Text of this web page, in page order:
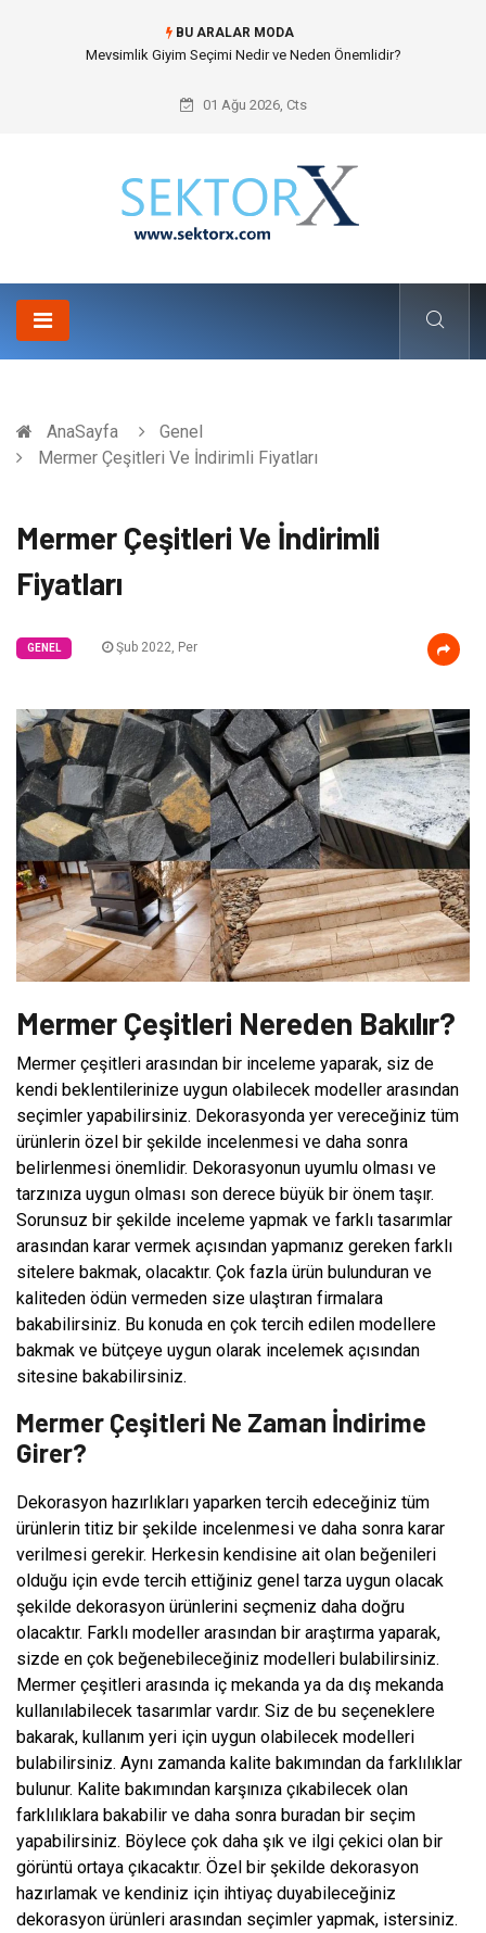
BU ARALAR MODA
Hansgrohe Ankastre Duş Seti Banyo Mimarisinde Konforu Nasıl
01 Ağu 2026, Cts
AnaSayfa
Genel
Mermer Çeşitleri Ve İndirimli Fiyatları
Mermer Çeşitleri Ve İndirimli
Fiyatları
GENEL Şub 2022, Per
Mermer Çeşitleri Nereden Bakılır?
Mermer çeşitleri arasından bir inceleme yaparak, siz de
kendi beklentilerinize uygun olabilecek modeller arasından
seçimler yapabilirsiniz. Dekorasyonda yer vereceğiniz tüm
ürünlerin özel bir şekilde incelenmesi ve daha sonra
belirlenmesi önemlidir. Dekorasyonun uyumlu olması ve
tarzınıza uygun olması son derece büyük bir önem taşır.
Sorunsuz bir şekilde inceleme yapmak ve farklı tasarımlar
arasından karar vermek açısından yapmanız gereken farklı
sitelere bakmak, olacaktır. Çok fazla ürün bulunduran ve
kaliteden ödün vermeden size ulaştıran firmalara
bakabilirsiniz. Bu konuda en çok tercih edilen modellere
bakmak ve bütçeye uygun olarak incelemek açısından
sitesine bakabilirsiniz.
Mermer Çeşitleri Ne Zaman İndirime
Girer?
Dekorasyon hazırlıkları yaparken tercih edeceğiniz tüm
ürünlerin titiz bir şekilde incelenmesi ve daha sonra karar
verilmesi gerekir. Herkesin kendisine ait olan beğenileri
olduğu için evde tercih ettiğiniz genel tarza uygun olacak
şekilde dekorasyon ürünlerini seçmeniz daha doğru
olacaktır. Farklı modeller arasından bir araştırma yaparak,
sizde en çok beğenebileceğiniz modelleri bulabilirsiniz.
Mermer çeşitleri arasında iç mekanda ya da dış mekanda
kullanılabilecek tasarımlar vardır. Siz de bu seçeneklere
bakarak, kullanım yeri için uygun olabilecek modelleri
bulabilirsiniz. Aynı zamanda kalite bakımından da farklılıklar
bulunur. Kalite bakımından karşınıza çıkabilecek olan
farklılıklara bakabilir ve daha sonra buradan bir seçim
yapabilirsiniz. Böylece çok daha şık ve ilgi çekici olan bir
görüntü ortaya çıkacaktır. Özel bir şekilde dekorasyon
hazırlamak ve kendiniz için ihtiyaç duyabileceğiniz
dekorasyon ürünleri arasından seçimler yapmak, istersiniz.